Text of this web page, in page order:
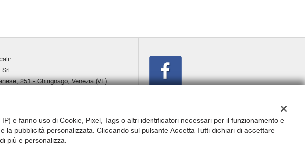
Srl
251 - Chirignago, Venezia (VE)
e fanno uso di Cookie, Pixel, Tags o altri identificatori necessari per il funzionamento e
la pubblicità personalizzata. Cliccando sul pulsante Accetta Tutti dichiari di accettare
più e personalizza.